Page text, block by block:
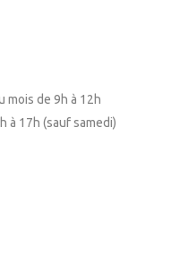
mois de 9h à 12h
à 17h (sauf samedi)